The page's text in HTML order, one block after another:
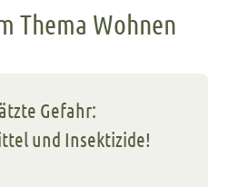
Thema Wohnen
Gefahr:
und Insektizide!